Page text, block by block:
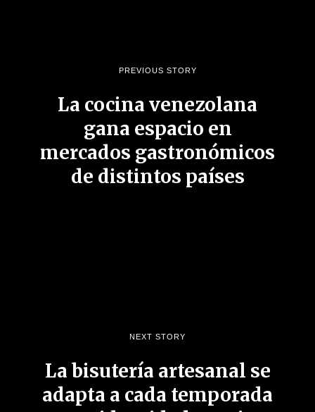
PREVIOUS STORY
La cocina venezolana
gana espacio en
mercados gastronómicos
de distintos países
NEXT STORY
La bisutería artesanal se
adapta a cada temporada